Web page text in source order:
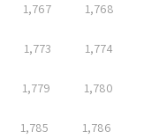
1,767 1,768
1,773 1,774
1,779 1,780
1,785 1,786